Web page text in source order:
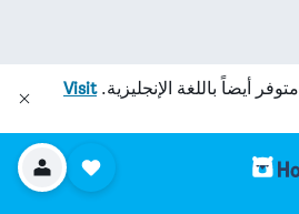
متوفر أيضاً باللغة الإنجليزية.Visit